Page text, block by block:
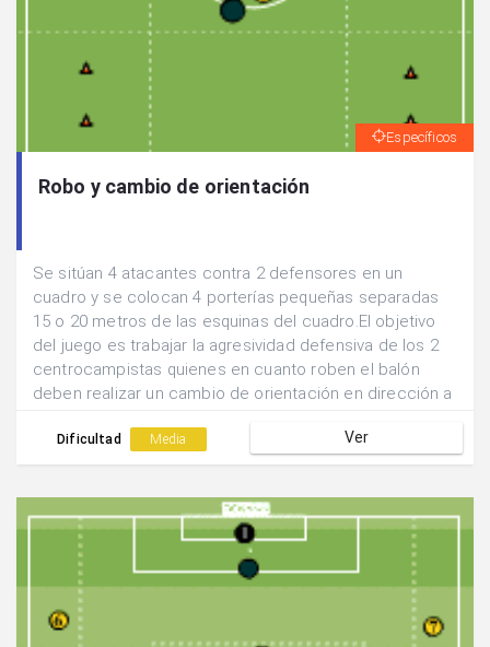
Específicos
Robo y cambio de orientación
Se sitúan 4 atacantes contra 2 defensores en un
cuadro y se colocan 4 porterías pequeñas separadas
15 o 20 metros de las esquinas del cuadro.El objetivo
del juego es trabajar la agresividad defensiva de los 2
centrocampistas quienes en cuanto roben el balón
deben realizar un cambio de orientación en dirección a
robos.
Dificultad Media Ver